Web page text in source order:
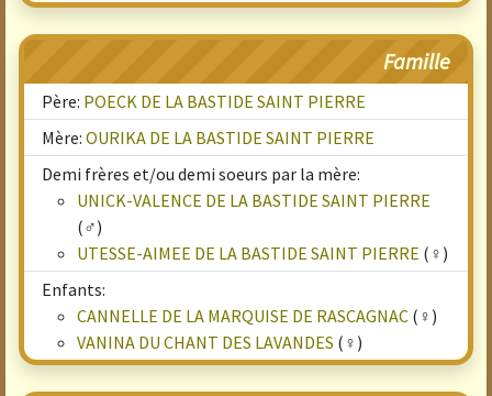
Famille
Père: POECK DE LA BASTIDE SAINT PIERRE
Mère: OURIKA DE LA BASTIDE SAINT PIERRE
Demi frères et/ou demi soeurs par la mère:
UNICK-VALENCE DE LA BASTIDE SAINT PIERRE
(♂)
UTESSE-AIMEE DE LA BASTIDE SAINT PIERRE (♀)
Enfants:
CANNELLE DE LA MARQUISE DE RASCAGNAC (♀)
VANINA DU CHANT DES LAVANDES (♀)